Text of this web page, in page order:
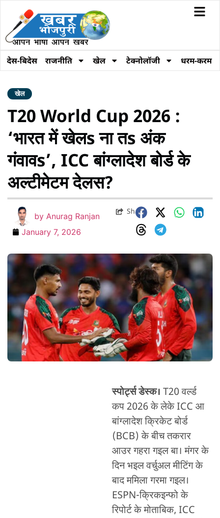
देस-बिदेस राजनीति खेल टेक्नोलॉजी धरम-करम
खेल
T20 World Cup 2026 :
‘भारत में खेलs ना तs अंक
गंवावs’, ICC बांग्लादेश बोर्ड के
अल्टीमेटम देलस?
by Anurag Ranjan
January 7, 2026
Share
स्पोर्ट्स डेस्क। T20 वर्ल्ड
कप 2026 के लेके ICC आ
बांग्लादेश क्रिकेट बोर्ड
(BCB) के बीच तकरार
आउर गहरा गइल बा। मंगर के
दिन भइल वर्चुअल मीटिंग के
बाद ममिला गरमा गइल।
ESPN-क्रिकइन्फो के
रिपोर्ट के मोताबिक, ICC